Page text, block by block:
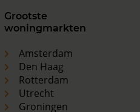
Grootste
woningmarkten
Amsterdam
Den Haag
Rotterdam
Utrecht
Groningen